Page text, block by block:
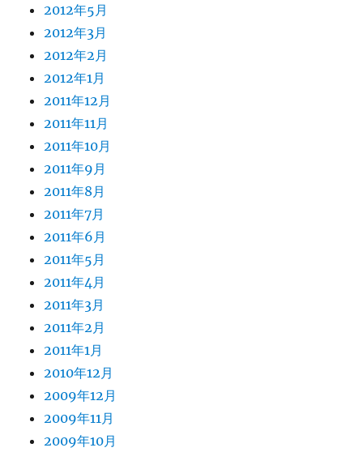
2012年5月
2012年3月
2012年2月
2012年1月
2011年12月
2011年11月
2011年10月
2011年9月
2011年8月
2011年7月
2011年6月
2011年5月
2011年4月
2011年3月
2011年2月
2011年1月
2010年12月
2009年12月
2009年11月
2009年10月